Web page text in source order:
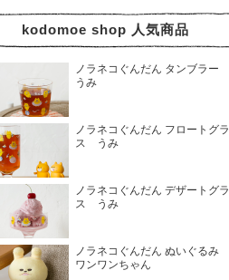
kodomoe shop 人気商品
ノラネコぐんだん タンブラー
うみ
ノラネコぐんだん フロートグラ
ス うみ
ノラネコぐんだん デザートグラ
ス うみ
ノラネコぐんだん ぬいぐるみ
ワンワンちゃん